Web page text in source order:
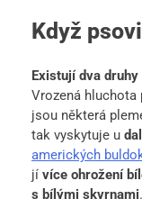
Když
Existují dva
Vrozená hluchota
jsou některá
tak vyskytuje u
amerických
jí více ohrožení
s bílými skvrnami